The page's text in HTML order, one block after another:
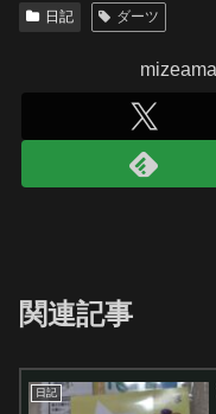
日記 ダーツ
関連記事
日記